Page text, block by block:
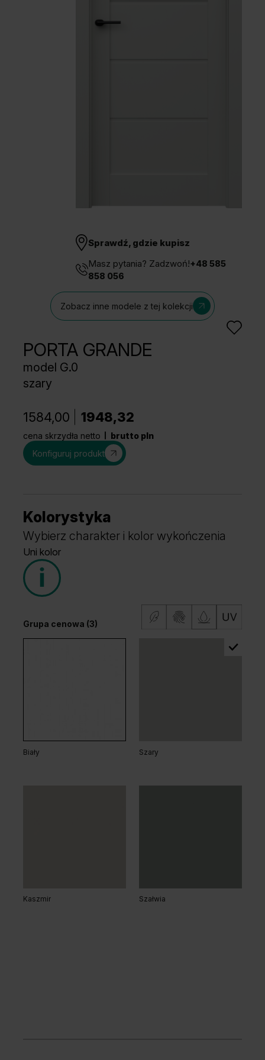
Sprawdź, gdzie kupisz
Masz pytania? Zadzwoń!+48 585
858 056
Zobacz inne modele z tej kolekcji
PORTA GRANDE
model G.0
szary
1584,00 1948,32
cena skrzydła netto
brutto pln
Konfiguruj produkt
Kolorystyka
Wybierz charakter i kolor wykończenia
Uni kolor
Grupa cenowa (3)
Biały Szary
Kaszmir Szałwia